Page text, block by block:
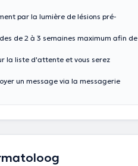
par la lumière de lésions pré-
de 2 à 3 semaines maximum afin de
la liste d'attente et vous serez
un message via la messagerie